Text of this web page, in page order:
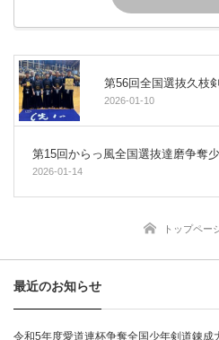
第56回全国選抜久枝
2026-01-10
第15回からっ風全国選抜達磨争奪
2026-01-14
トップペー
最近のお知らせ
令和5年度愛道連杯争奪全国少年剣道錬成